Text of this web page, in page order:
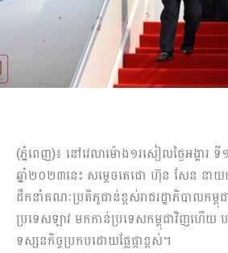
(ភ្នំពេញ)៖ នៅវេលាម៉ោង១រសៀលថ្ងៃអង្គារ ទី
ឆ្នាំ២០២៣នេះ សម្តេចតេជោ ហ៊ុន សែន នាយករ
ដឹកនាំគណៈប្រតិភូជាន់ខ្ពស់​រាជរដ្ឋាភិបាល​កម្
ប្រទេសឡាវ មកកាន់ប្រទេសកម្ពុជាវិញហើយ
ទស្សន​កិច្ចប្រកបដោយផ្លែផ្កាខ្ពស់។